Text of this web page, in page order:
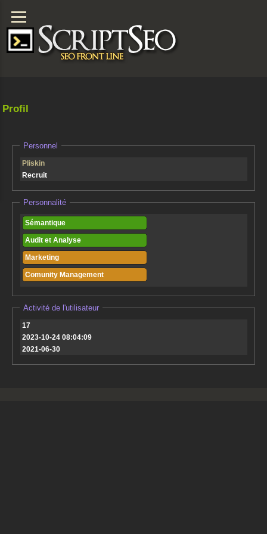
Profil
Personnel
Pliskin
Recruit
Personnalité
Sémantique
Audit et Analyse
Marketing
Comunity Management
Activité de l'utilisateur
17
2023-10-24 08:04:09
2021-06-30